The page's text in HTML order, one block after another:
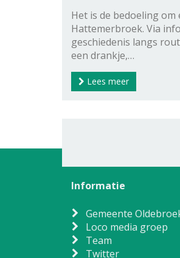
Het is de bedoeling
Hattemerbroek. Via
geschiedenis langs
een drankje,…
Lees meer
Informatie
Gemeente
Loco media groep
Team
Twitter